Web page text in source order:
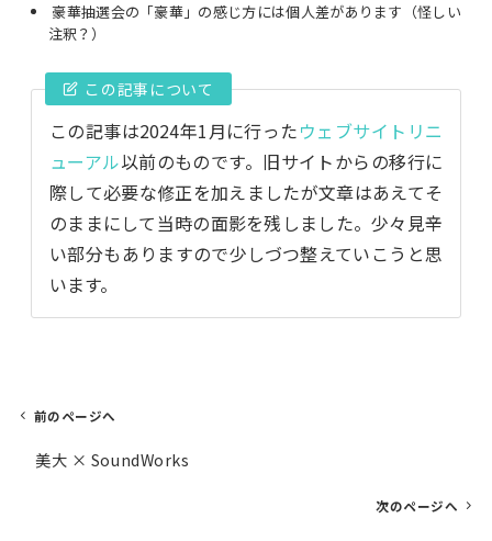
豪華抽選会の「豪華」の感じ方には個人差があります（怪しい
注釈？）
この記事について
この記事は2024年1月に行ったウェブサイトリニ
ューアル以前のものです。旧サイトからの移行に
際して必要な修正を加えましたが文章はあえてそ
のままにして当時の面影を残しました。少々見辛
い部分もありますので少しづつ整えていこうと思
います。
前のページへ
美大 × SoundWorks
次のページへ